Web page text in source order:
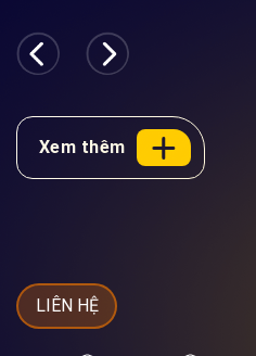
chuyện đơn giản.
Bước chuyển tiếp […]
Xem thêm
LIÊN HỆ